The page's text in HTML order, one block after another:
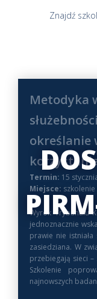
Znajdź
Metodyka
określanie
Termin: 15
Miejsce:
Wyrok Trybunału
jednoznacznie
prawie nie istniała
zasiedziana. W
przebiegają sieci –
Szkolenie
najnowszych